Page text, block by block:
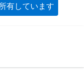
有しています